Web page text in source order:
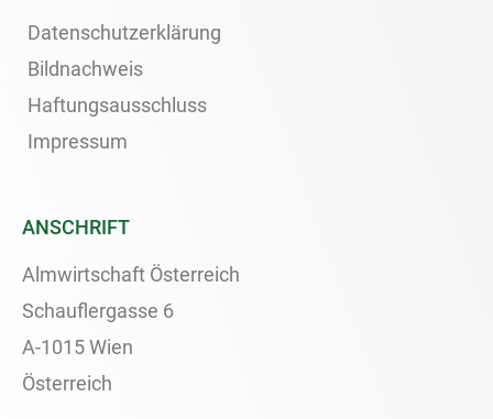
Datenschutzerklärung
Bildnachweis
Haftungsausschluss
Impressum
ANSCHRIFT
Almwirtschaft Österreich
Schauflergasse 6
A-1015 Wien
Österreich